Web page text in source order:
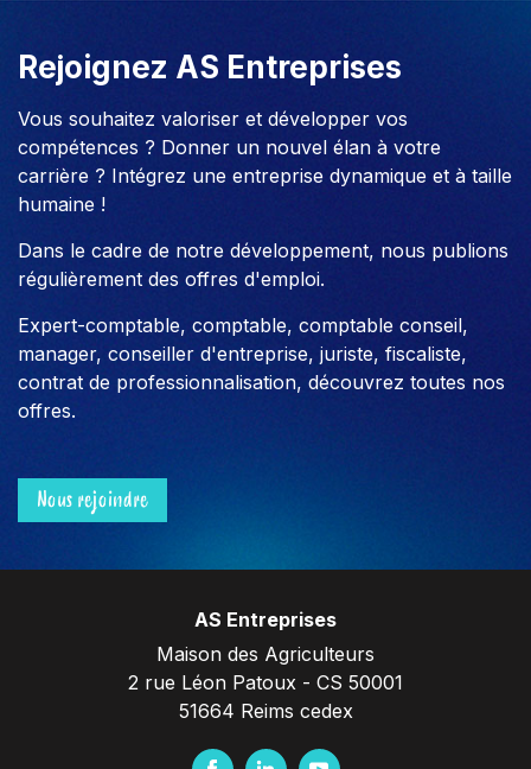
Rejoignez AS Entreprises
Vous souhaitez valoriser et développer vos
compétences ? Donner un nouvel élan à votre
carrière ? Intégrez une entreprise dynamique et à taille
humaine !
Dans le cadre de notre développement, nous publions
régulièrement des offres d'emploi.
Expert-comptable, comptable, comptable conseil,
manager, conseiller d'entreprise, juriste, fiscaliste,
contrat de professionnalisation, découvrez toutes nos
offres.
Nous rejoindre
AS Entreprises
Maison des Agriculteurs
2 rue Léon Patoux - CS 50001
51664 Reims cedex